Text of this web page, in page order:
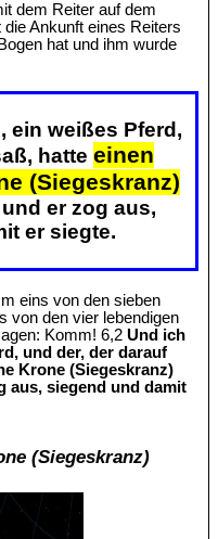
dem Reiter auf dem
Ankunft eines Reiters
hat und ihm wurde
ein weißes Pferd,
hatte einen
(Siegeskranz)
er zog aus,
er siegte.
eins von den sieben
von den vier lebendigen
Komm! 6,2Und ich
und der, der darauf
Krone (Siegeskranz)
aus, siegend und damit
(Siegeskranz)